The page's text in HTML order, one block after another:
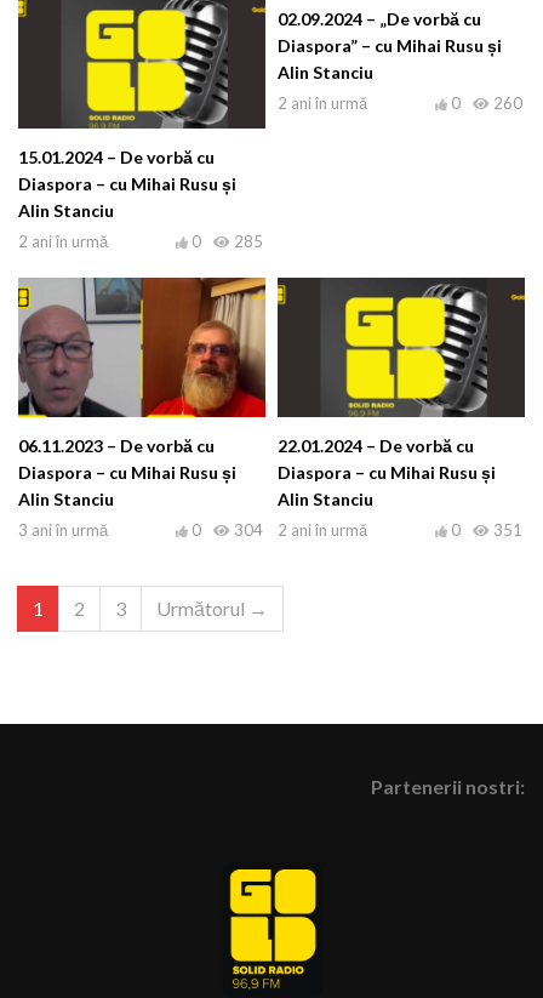
15.01.2024 – De vorbă cu
Diaspora – cu Mihai Rusu și
Alin Stanciu
2 ani în urmă 285
0
02.09.2024 – „De vorbă cu
Diaspora” – cu Mihai Rusu și
Alin Stanciu
2 ani în urmă 260
0
06.11.2023 – De vorbă cu
Diaspora – cu Mihai Rusu și
Alin Stanciu
3 ani în urmă 304
0
22.01.2024 – De vorbă cu
Diaspora – cu Mihai Rusu și
Alin Stanciu
2 ani în urmă 351
0
1 2 3 Următorul →
Partenerii nostri: